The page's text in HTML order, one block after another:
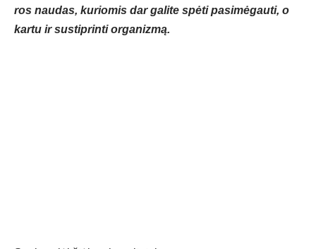
ros nau­das, ku­rio­mis dar ga­li­te spė­ti pa­si­mė­gau­ti, o
kar­tu ir su­stip­rin­ti or­ga­niz­mą.